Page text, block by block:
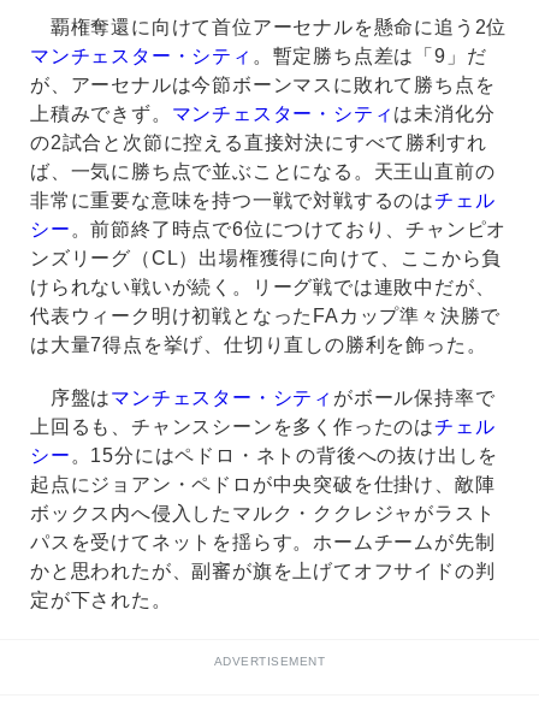
覇権奪還に向けて首位アーセナルを懸命に追う2位
マンチェスター・シティ 。暫定勝ち点差は「9」だ
が、アーセナルは今節ボーンマスに敗れて勝ち点を
上積みできず。 マンチェスター・シティ は未消化分
の2試合と次節に控える直接対決にすべて勝利すれ
ば、一気に勝ち点で並ぶことになる。天王山直前の
非常に重要な意味を持つ一戦で対戦するのはチェル
シー。前節終了時点で6位につけており、チャンピオ
ンズリーグ（CL）出場権獲得に向けて、ここから負
けられない戦いが続く。リーグ戦では連敗中だが、
代表ウィーク明け初戦となったFAカップ準々決勝で
は大量7得点を挙げ、仕切り直しの勝利を飾った。
序盤はマンチェスター・シティ がボール保持率で
上回るも、チャンスシーンを多く作ったのはチェル
シー。15分にはペドロ・ネトの背後への抜け出しを
起点にジョアン・ペドロが中央突破を仕掛け、敵陣
ボックス内へ侵入したマルク・ククレジャがラスト
パスを受けてネットを揺らす。ホームチームが先制
かと思われたが、副審が旗を上げてオフサイドの判
定が下された。
ADVERTISEMENT